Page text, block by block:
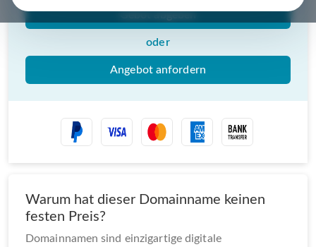
Gebot abgeben
oder
Angebot anfordern
Warum hat dieser Domainname keinen
festen Preis?
Domainnamen sind einzigartige digitale